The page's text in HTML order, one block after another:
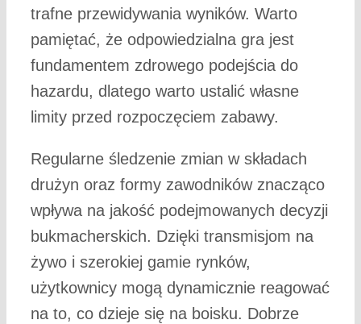
trafne przewidywania wyników. Warto
pamiętać, że odpowiedzialna gra jest
fundamentem zdrowego podejścia do
hazardu, dlatego warto ustalić własne
limity przed rozpoczęciem zabawy.
Regularne śledzenie zmian w składach
drużyn oraz formy zawodników znacząco
wpływa na jakość podejmowanych decyzji
bukmacherskich. Dzięki transmisjom na
żywo i szerokiej gamie rynków,
użytkownicy mogą dynamicznie reagować
na to, co dzieje się na boisku. Dobrze